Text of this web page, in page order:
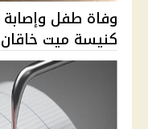
كنيسة ميت